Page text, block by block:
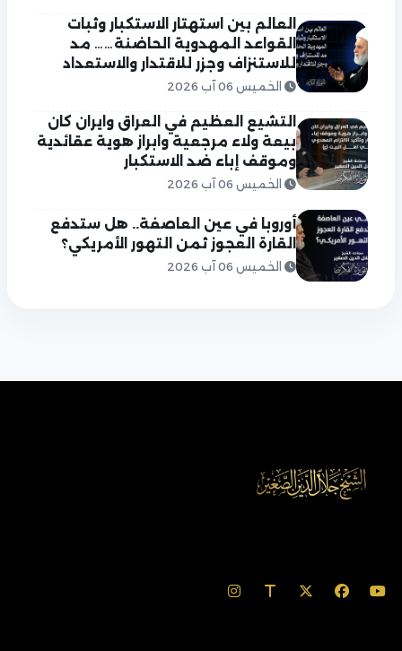
العالم بين استهتار الاستكبار وثبات
القواعد المهدوية الحاضنة…… مد
للاستنزاف وجزر للاقتدار والاستعداد
الخميس 06 آب 2026
التشيع العظيم في العراق وايران كان
بيعة ولاء مرجعية وابراز هوية عقائدية
وموقف إباء ضد الاستكبار
الخميس 06 آب 2026
أوروبا في عين العاصفة.. هل ستدفع
القارة العجوز ثمن التهور الأمريكي؟
الخميس 06 آب 2026